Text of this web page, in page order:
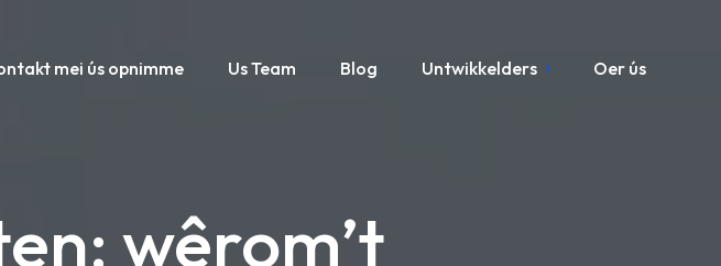
mei ús opnimme Us Team Blog Untwikkelders Oer ús
wêrom’t